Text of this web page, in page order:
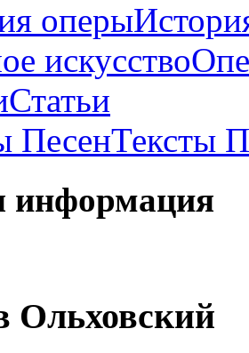
Статьи
Тексты
информация
Ольховский